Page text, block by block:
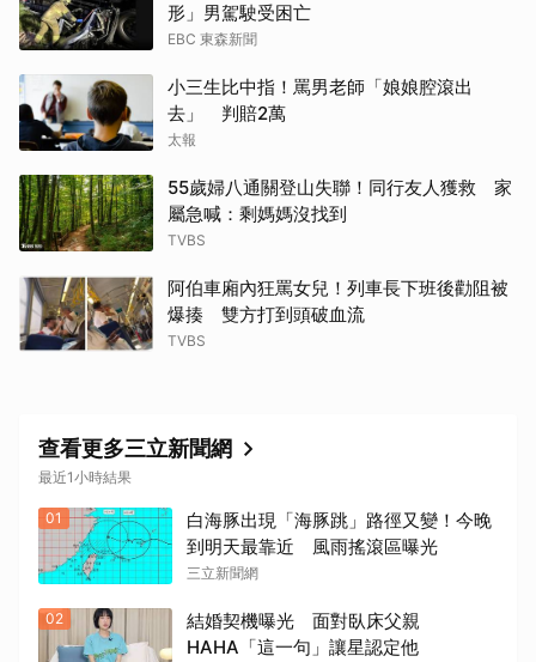
形」男駕駛受困亡
EBC 東森新聞
小三生比中指！罵男老師「娘娘腔滾出
去」 判賠2萬
太報
55歲婦八通關登山失聯！同行友人獲救 家
屬急喊：剩媽媽沒找到
TVBS
阿伯車廂內狂罵女兒！列車長下班後勸阻被
爆揍 雙方打到頭破血流
TVBS
查看更多三立新聞網
最近1小時結果
01
白海豚出現「海豚跳」路徑又變！今晚
到明天最靠近 風雨搖滾區曝光
三立新聞網
02
結婚契機曝光 面對臥床父親
HAHA「這一句」讓星認定他